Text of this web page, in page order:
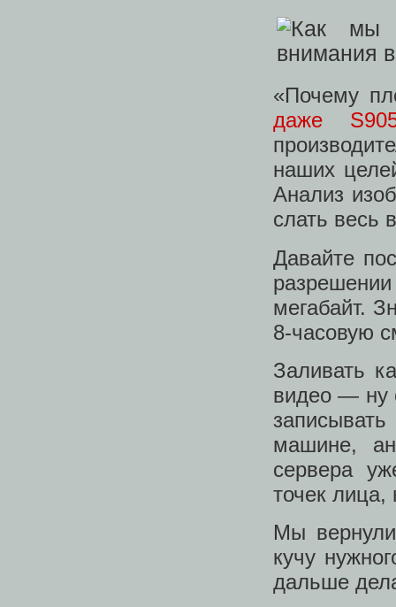
«Почему
даже
наших
Анализ
слать весь
Давайте
мегабайт.
8-часовую
Заливать
видео — ну
машине,
сервера
точек лица,
Мы
кучу
дальше